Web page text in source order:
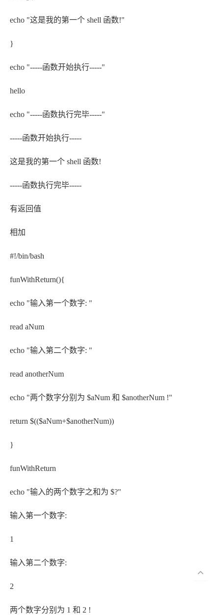
echo "这是我的第一个 shell 函数!"
}
echo "-----函数开始执行-----"
hello
echo "-----函数执行完毕-----"
-----函数开始执行-----
这是我的第一个 shell 函数!
-----函数执行完毕-----
有返回值
相加
#!/bin/bash
funWithReturn(){
echo "输入第一个数字: "
read aNum
echo "输入第二个数字: "
read anotherNum
echo "两个数字分别为 $aNum 和 $anotherNum !"
return $(($aNum+$anotherNum))
}
funWithReturn
echo "输入的两个数字之和为 $?"
输入第一个数字:
1
输入第二个数字:
2
两个数字分别为 1 和 2 !